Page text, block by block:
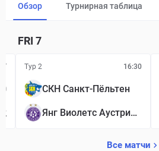
Обзор Турнирная таблица
0
2
FRI 7
Тур 2 16:30
СКН Санкт-Пёльтен
Янг Виолетс Аустрия Вена
Все матчи